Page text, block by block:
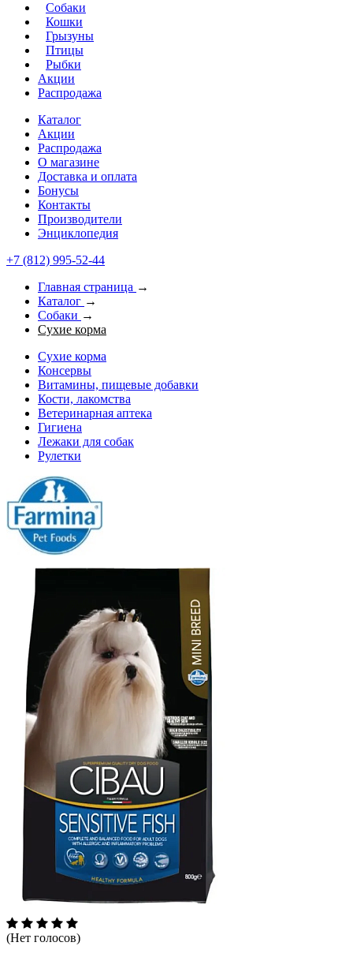
Собаки
Кошки
Грызуны
Птицы
Рыбки
Акции
Распродажа
Каталог
Акции
Распродажа
О магазине
Доставка и оплата
Бонусы
Контакты
Производители
Энциклопедия
+7 (812) 995-52-44
Главная страница →
Каталог →
Собаки →
Сухие корма
Сухие корма
Консервы
Витамины, пищевые добавки
Кости, лакомства
Ветеринарная аптека
Гигиена
Лежаки для собак
Рулетки
(Нет голосов)